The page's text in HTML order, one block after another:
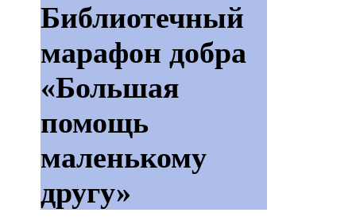
Библиотечный
марафон добра
«Большая
помощь
маленькому
другу»